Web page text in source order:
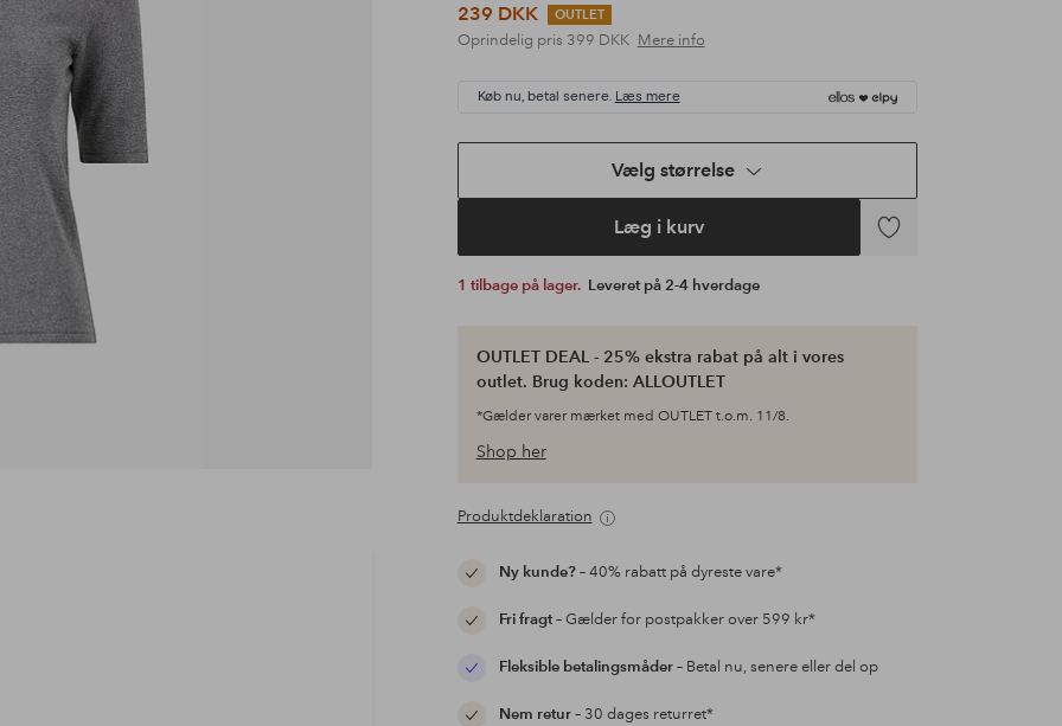
239 DKK
OUTLET
Oprindelig pris 399 DKK Mere info
Køb nu, betal senere. Læs mere
Vælg størrelse
Læg i kurv
Tilføj
1 tilbage på lager. Leveret på 2-4 hverdage
OUTLET DEAL - 25% ekstra rabat på alt i vores
outlet. Brug koden: ALLOUTLET
*Gælder varer mærket med OUTLET t.o.m. 11/8.
Shop her
Produktdeklaration
Ny kunde?– 40% rabatt på dyreste vare*
Fri fragt– Gælder for postpakker over 599 kr*
Fleksible betalingsmåder– Betal nu, senere eller del op
Nem retur– 30 dages returret*